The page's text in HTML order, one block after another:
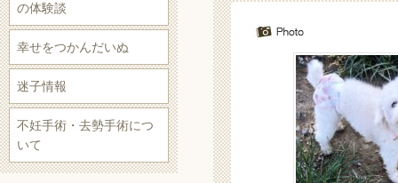
の体験談
幸せをつかんだいぬ
迷子情報
不妊手術・去勢手術につ
いて